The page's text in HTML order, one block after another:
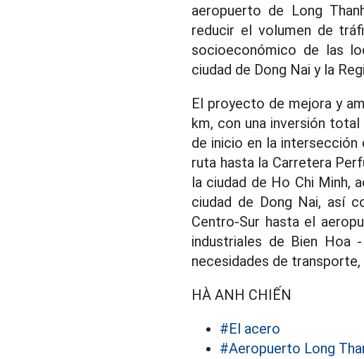
aeropuerto de Long
reducir el volumen de
socioeconómico de las
ciudad de Dong Nai y la
El proyecto de mejora y
km, con una inversión
de inicio en la
ruta hasta la Carretera
la ciudad de Ho Chi Minh,
ciudad de Dong Nai, así
Centro-Sur hasta el
industriales de Bien Hoa
necesidades de
HÀ ANH CHIẾN
#El acero
#Aeropuerto Long